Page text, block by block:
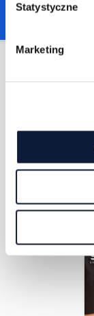
Statystyczne
Marketing